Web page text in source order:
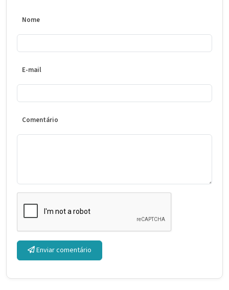
Nome
E-mail
Comentário
Enviar comentário